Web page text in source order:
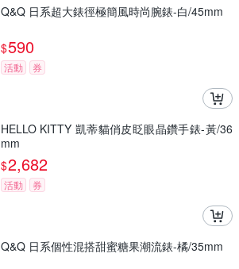
Q&Q 日系超大錶徑極簡風時尚腕錶-白/45mm
$590
活動 券
HELLO KITTY 凱蒂貓俏皮眨眼晶鑽手錶-黃/36
mm
$2,682
活動 券
Q&Q 日系個性混搭甜蜜糖果潮流錶-橘/35mm